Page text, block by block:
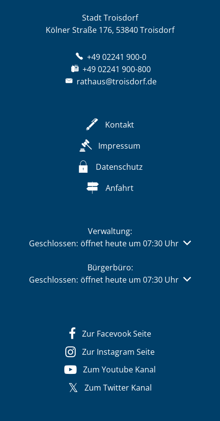
Stadt Troisdorf
Kölner Straße 176, 53840 Troisdorf
+49 02241 900-0
+49 02241 900-800
rathaus@troisdorf.de
Kontakt
Impressum
Datenschutz
Anfahrt
Verwaltung:
Klicken, um weitere Öffnungs- oder Schließzeiten
Geschlossen: öffnet heute um 07:30 Uhr
Bürgerbüro:
Klicken, um weitere Öffnungs- oder Schließzeiten
Geschlossen: öffnet heute um 07:30 Uhr
Zur Facevook Seite
Zur Instagram Seite
Zum Youtube Kanal
Zum Twitter Kanal